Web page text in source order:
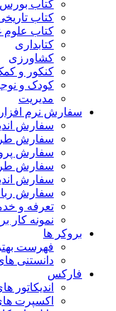
کتاب
کتاب
کتاب علوم
کتابداری
کشاورزی
کنکور و
کودک و
مدیریت
سفارش نرم افزار
سفارش
سفارش
سفارش
سفارش
سفارش
سفارش
تعرفه و
نمونه کار
بروکر ها
فهرست
دانستنی
فارکس
اندیکاتور
اکسپرت